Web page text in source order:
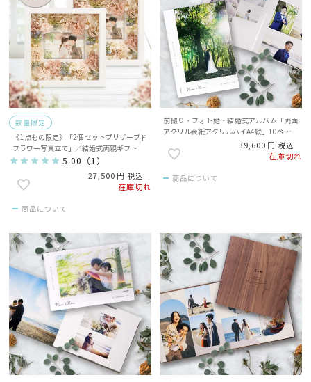
数量限定
《1点もの限定》「2個セットプリザーブド
フラワー写真立て」／結婚式両親ギフト
5.00 （ 1 ）
27,500 税込
商品について
在庫切れ
前撮り・フォト婚・結婚式アルバム「両面
アクリル表紙アクリルハイA4縦」10ページ
39,600 税込
商品について
在庫切れ